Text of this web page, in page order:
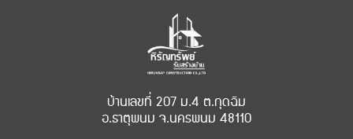
บ้านเลขที่ 207 ม.4 ต.กุดฉิม
อ.ธาตุพนม จ.นครพนม 48110